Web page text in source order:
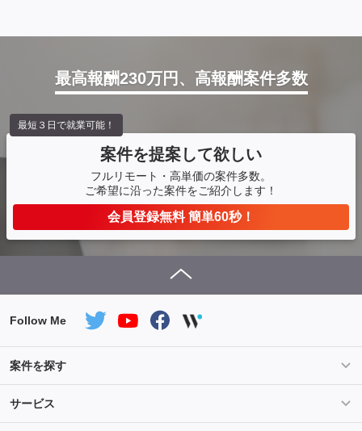
最高報酬230万円、高報酬案件多数
案件を提案して欲しい
フルリモート・高単価の案件多数。
ご希望に沿った案件をご紹介します！
会員登録無料 簡単60秒！
最短３日で就業可能！
Follow Me
案件を探す
条件を指定して案件を探す
Salesforce案件特集 AWS案件特集
サービス